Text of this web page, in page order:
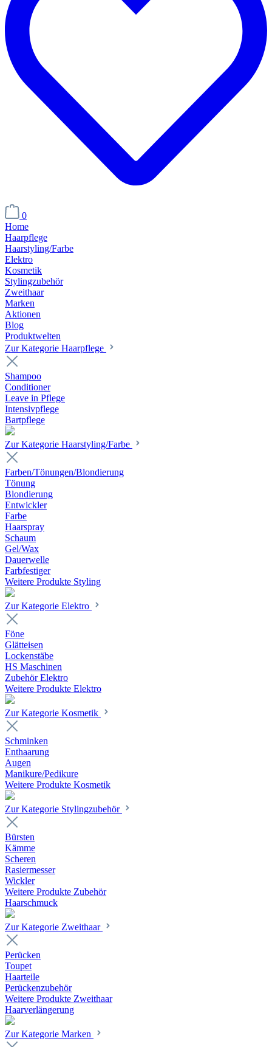
0
Home
Haarpflege
Haarstyling/Farbe
Elektro
Kosmetik
Stylingzubehör
Zweithaar
Marken
Aktionen
Blog
Produktwelten
Zur Kategorie Haarpflege
Shampoo
Conditioner
Leave in Pflege
Intensivpflege
Bartpflege
Zur Kategorie Haarstyling/Farbe
Farben/Tönungen/Blondierung
Tönung
Blondierung
Entwickler
Farbe
Haarspray
Schaum
Gel/Wax
Dauerwelle
Farbfestiger
Weitere Produkte Styling
Zur Kategorie Elektro
Föne
Glätteisen
Lockenstäbe
HS Maschinen
Zubehör Elektro
Weitere Produkte Elektro
Zur Kategorie Kosmetik
Schminken
Enthaarung
Augen
Manikure/Pedikure
Weitere Produkte Kosmetik
Zur Kategorie Stylingzubehör
Bürsten
Kämme
Scheren
Rasiermesser
Wickler
Weitere Produkte Zubehör
Haarschmuck
Zur Kategorie Zweithaar
Perücken
Toupet
Haarteile
Perückenzubehör
Weitere Produkte Zweithaar
Haarverlängerung
Zur Kategorie Marken